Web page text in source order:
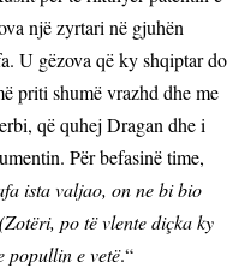
një zyrtari në gjuhën
U gëzova që ky shqiptar do
priti shumë vrazhd dhe me
që quhej Dragan dhe i
Për befasinë time,
ista valjao, on ne bi bio
po të vlente diçka ky
popullin e vetë.“